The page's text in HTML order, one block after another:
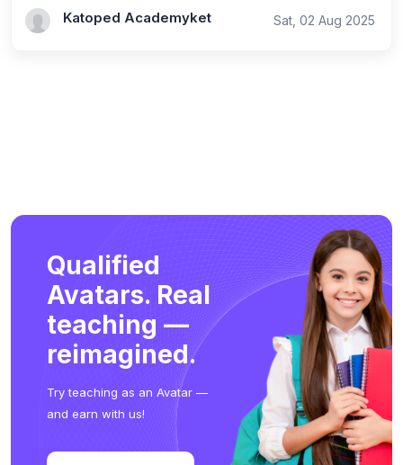
Katoped Academyket Sat, 02 Aug 2025
Qualified
Avatars. Real
teaching —
reimagined.
Try teaching as an Avatar —
and earn with us!